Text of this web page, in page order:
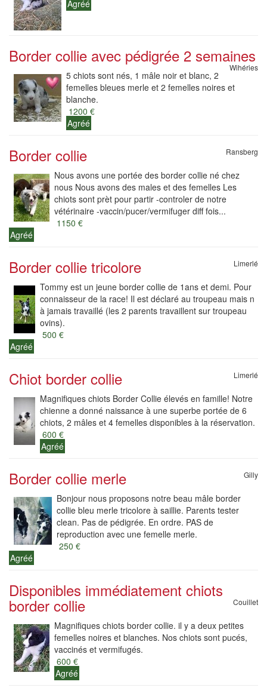
Agréé
Border collie avec pédigrée 2 semaines
Wihéries
5 chiots sont nés, 1 mâle noir et blanc, 2
femelles bleues merle et 2 femelles noires et
blanche.
1200 €
Agréé
Border collie Ransberg
Nous avons une portée des border collie né chez
nous Nous avons des males et des femelles Les
chiots sont prèt pour partir -controler de notre
vétérinaire -vaccin/pucer/vermifuger diff fois...
1150 €
Agréé
Border collie tricolore Limerlé
Tommy est un jeune border collie de 1ans et demi. Pour
connaisseur de la race! Il est déclaré au troupeau mais n
à jamais travaillé (les 2 parents travaillent sur troupeau
ovins).
500 €
Agréé
Chiot border collie Limerlé
Magnifiques chiots Border Collie élevés en famille! Notre
chienne a donné naissance à une superbe portée de 6
chiots, 2 mâles et 4 femelles disponibles à la réservation.
600 €
Agréé
Border collie merle Gilly
Bonjour nous proposons notre beau mâle border
collie bleu merle tricolore à saillie. Parents tester
clean. Pas de pédigrée. En ordre. PAS de
reproduction avec une femelle merle.
250 €
Agréé
Disponibles immédiatement chiots
border collie Couillet
Magnifiques chiots border collie. il y a deux petites
femelles noires et blanches. Nos chiots sont pucés,
vaccinés et vermifugés.
600 €
Agréé